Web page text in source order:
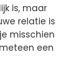
is, maar
relatie is
misschien
een